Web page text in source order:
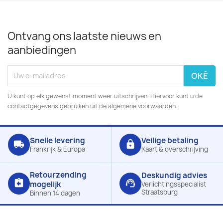
Ontvang ons laatste nieuws en
aanbiedingen
U kunt op elk gewenst moment weer uitschrijven. Hiervoor kunt u de
contactgegevens gebruiken uit de algemene voorwaarden.
local_shipping Snelle levering
Frankrijk & Europa lock Veilige betaling
Kaart & overschrijving
assignment_return
Retourzending
mogelijk
Binnen 14 dagen
support_agent
Deskundig advies
Verlichtingsspecialist
Straatsburg